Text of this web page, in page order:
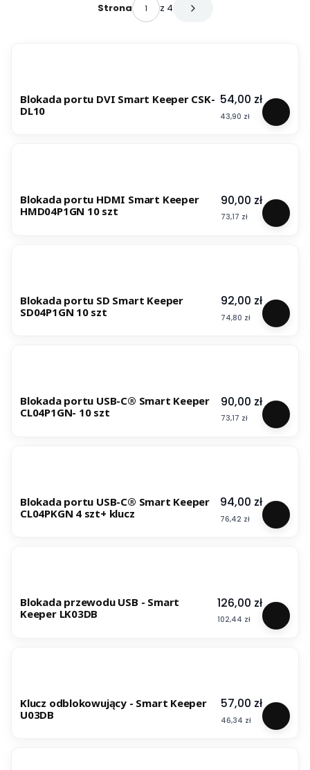
Strona z 4 Następne produkty
Blokada portu DVI Smart Keeper CSK-
DL10
Cena
54,00 zł
Cena
43,90 zł
Blokada portu HDMI Smart Keeper
HMD04P1GN 10 szt
Cena
90,00 zł
Cena
73,17 zł
Blokada portu SD Smart Keeper
SD04P1GN 10 szt
Cena
92,00 zł
Cena
74,80 zł
Blokada portu USB-C® Smart Keeper
CL04P1GN- 10 szt
Cena
90,00 zł
Cena
73,17 zł
Blokada portu USB-C® Smart Keeper
CL04PKGN 4 szt+ klucz
Cena
94,00 zł
Cena
76,42 zł
Blokada przewodu USB - Smart
Keeper LK03DB
Cena
126,00 zł
Cena
102,44 zł
Klucz odblokowujący - Smart Keeper
U03DB
Cena
57,00 zł
Cena
46,34 zł